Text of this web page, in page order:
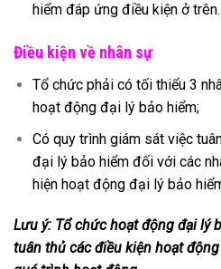
hiểm đáp ứng điều kiện ở trên.
Điều kiện về nhân sự
Tổ chức phải có tối thiểu 3
hoạt động đại lý bảo hiểm;
Có quy trình giám sát việc
đại lý bảo hiểm đối với các
hiện hoạt động đại lý bảo
Lưu ý: Tổ chức hoạt động đại lý
tuân thủ các điều kiện hoạt